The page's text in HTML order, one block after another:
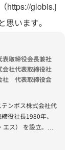
https://globis.j
います。
取締役会長兼社
会社代表取締役社
社 代表取締役会
ンボス株式会社代
役社長1980年、
ス） を設立。